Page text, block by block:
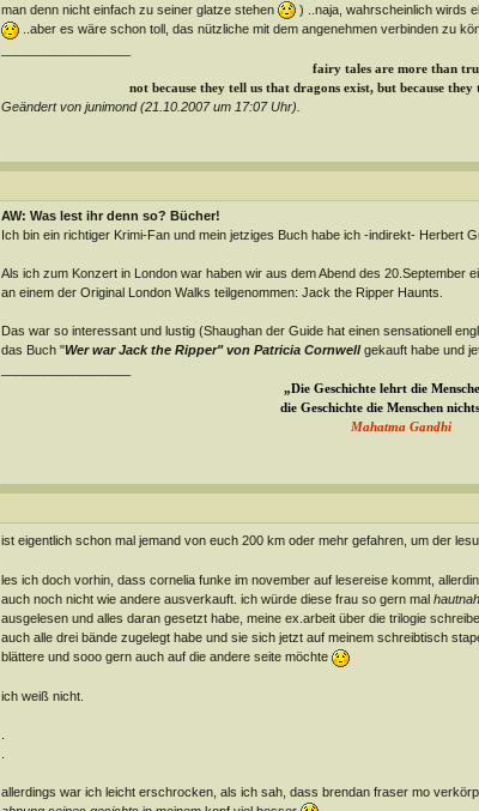
man denn nicht einfach zu seiner glatze stehen
) ..naja, wahrscheinlich wirds
..aber es wäre schon toll, das nützliche mit dem angenehmen verbinden zu
fairy tales are more than
not because they tell us that dragons exist, but because
Geändert von junimond (21.10.2007 um 17:07Uhr).
AW: Was lest ihr denn so? Bücher!
Ich bin ein richtiger Krimi-Fan und mein jetziges Buch habe ich -indirekt- Herbert
Als ich zum Konzert in London war haben wir aus dem Abend des 20.September
an einem der Original London Walks teilgenommen: Jack the Ripper Haunts.
Das war so interessant und lustig (Shaughan der Guide hat einen sensationell
das Buch "Wer war Jack the Ripper" von Patricia Cornwellgekauft habe und
„Die Geschichte lehrt die
die Geschichte die Menschen
Mahatma Gandhi
ist eigentlich schon mal jemand von euch 200 km oder mehr gefahren, um der
les ich doch vorhin, dass cornelia funke im november auf lesereise kommt,
auch noch nicht wie andere ausverkauft. ich würde diese frau so gern mal hautnah
ausgelesen und alles daran gesetzt habe, meine ex.arbeit über die trilogie
auch alle drei bände zugelegt habe und sie sich jetzt auf meinem schreibtisch
blättere und sooo gern auch auf die andere seite möchte
ich weiß nicht.
allerdings war ich leicht erschrocken, als ich sah, dass brendan fraser mo